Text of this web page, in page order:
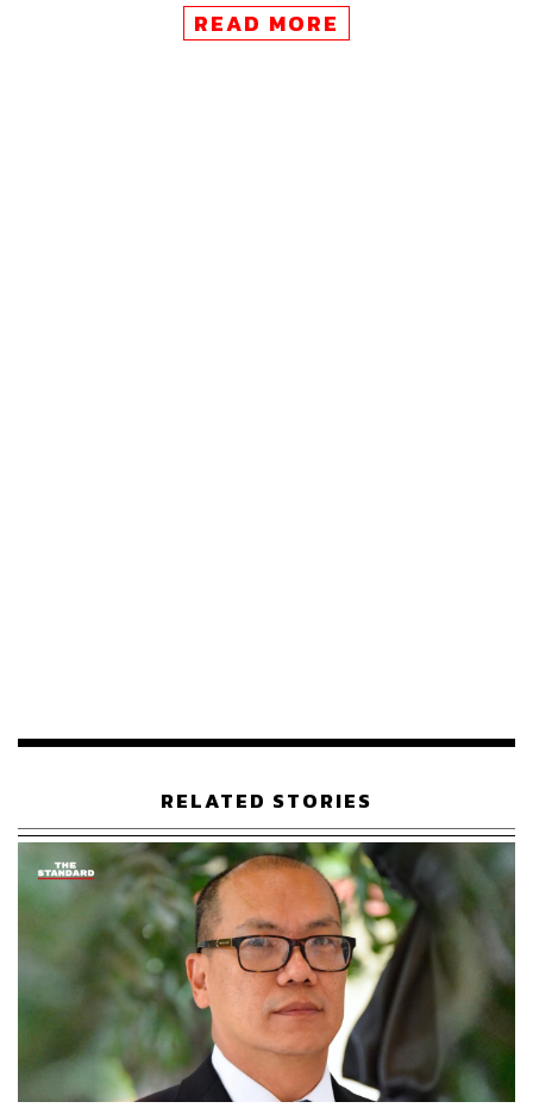
อนุญาตทำงานของแรงงานต่างด้าว โดยเน้นทั้งเรื่อง 4
สัญชาติที่อยู่ในประเทศไทย (เมียนมา ลาว กัมพูชา และ
ขับเคลื่อนเรื่องนี้อย่างต่อเนื่อง เพื่อนำไปสู่การทำบันทึกข้อ
ตกลง (MOU) ร่วมกันในอนาคตต่อไป
TAGS: คณะรัฐมนตรี จุลพันธ์ อมรวิวัฒน์
Thailand
คณะกรรมการร่วมภาคเอกชน 3 สถาบัน
พจน์ อร่ามวัฒนานนท์
Myanmar
แรงงานต่างด้าว
กระทรวงแรงงาน
READ MORE
RELATED STORIES